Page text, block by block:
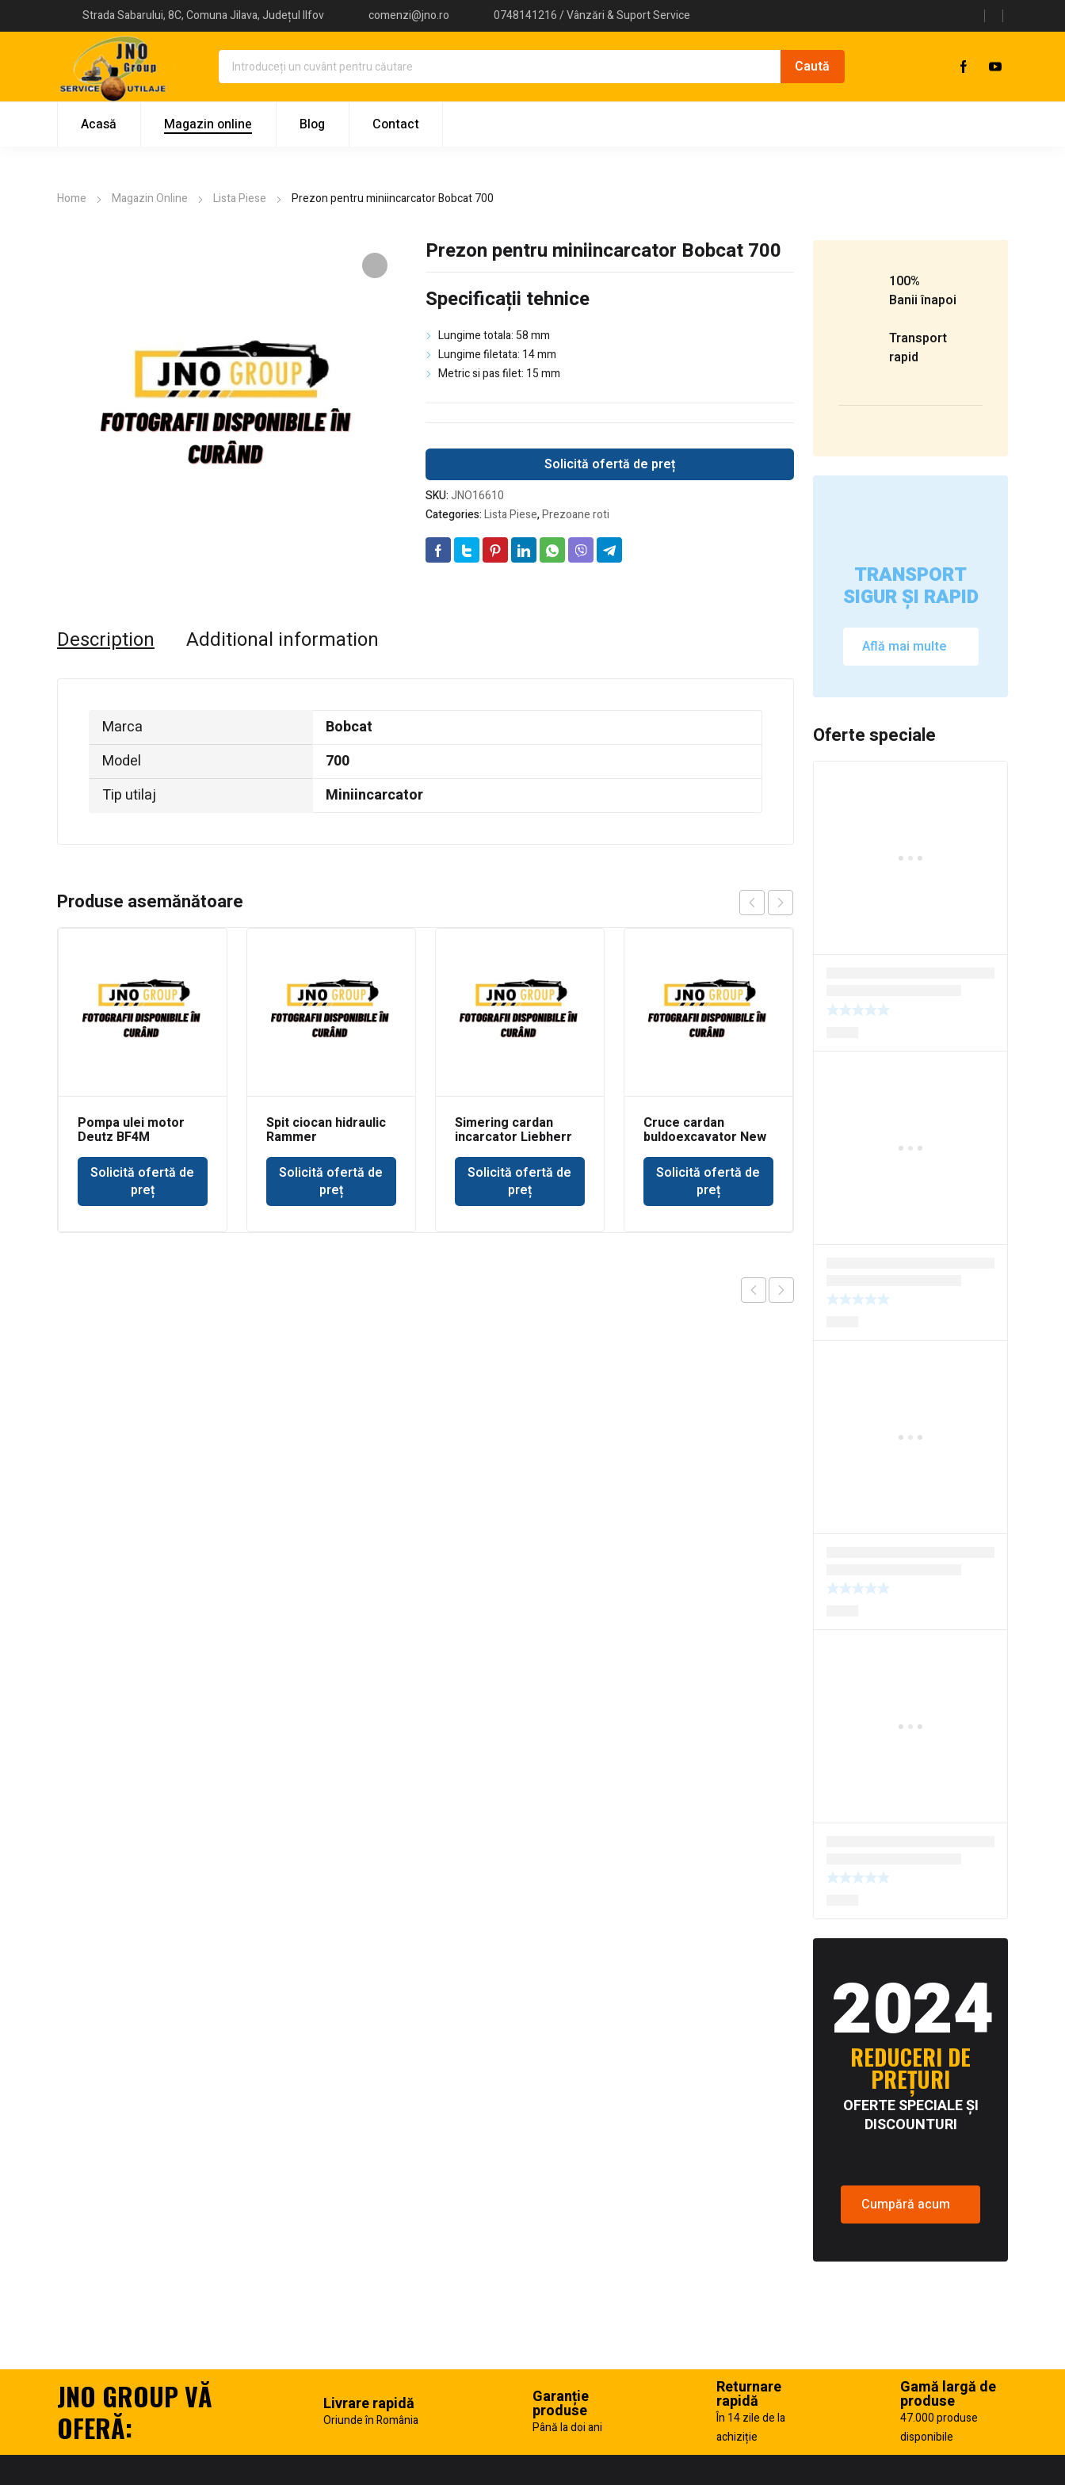
Strada Sabarului, 8C, Comuna Jilava, Județul Ilfov comenzi@jno.ro 0748141216 / Vânzări & Suport Service
Acasă Magazin online Blog Contact
Home Magazin Online Lista Piese Prezon pentru miniincarcator Bobcat 700
Prezon pentru miniincarcator Bobcat 700
Specificații tehnice
Lungime totala: 58 mm
Lungime filetata: 14 mm
Metric si pas filet: 15 mm
Solicită ofertă de preț
SKU:JNO16610
Categories:Lista Piese,Prezoane roti
Description Additional information
Marca
Bobcat
Model
700
Tip utilaj
Miniincarcator
Produse asemănătoare
Pompa ulei motor
Deutz BF4M
Solicită ofertă de
preț
Spit ciocan hidraulic
Rammer
Solicită ofertă de
preț
Simering cardan
incarcator Liebherr
Solicită ofertă de
preț
Cruce cardan
buldoexcavator New
Solicită ofertă de
preț
100%
Banii înapoi
Transport
rapid
TRANSPORT
SIGUR ȘI RAPID
Află mai multe
Oferte speciale
2024
REDUCERI DE
PREȚURI
OFERTE SPECIALE ȘI
DISCOUNTURI
Cumpără acum
JNO GROUP VĂ
OFERĂ:
Livrare rapidă
Oriunde în România
Garanție
produse
Până la doi ani
Returnare
rapidă
În 14 zile de la
achiziție
Gamă largă de
produse
47.000 produse
disponibile